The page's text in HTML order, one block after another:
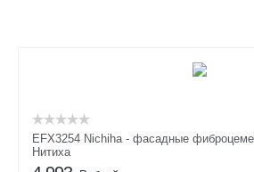
EFX3254 Nichiha - фасадные
Нитиха